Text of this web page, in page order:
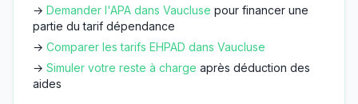
→ Demander l'APA dans Vaucluse pour financer une
partie du tarif dépendance
→ Comparer les tarifs EHPAD dans Vaucluse
→ Simuler votre reste à charge après déduction des
aides